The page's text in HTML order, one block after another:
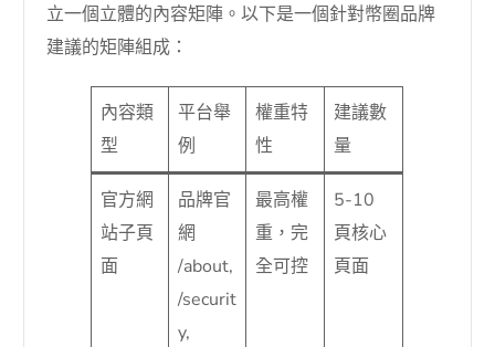
立一個立體的內容矩陣。以下是一個針對幣圈品牌
建議的矩陣組成：
內容類
型
平台舉
例
權重特
性
建議數
量
官方網
站子頁
面
品牌官
網
/about,
/securit
y,
最高權
重，完
全可控
5-10
頁核心
頁面